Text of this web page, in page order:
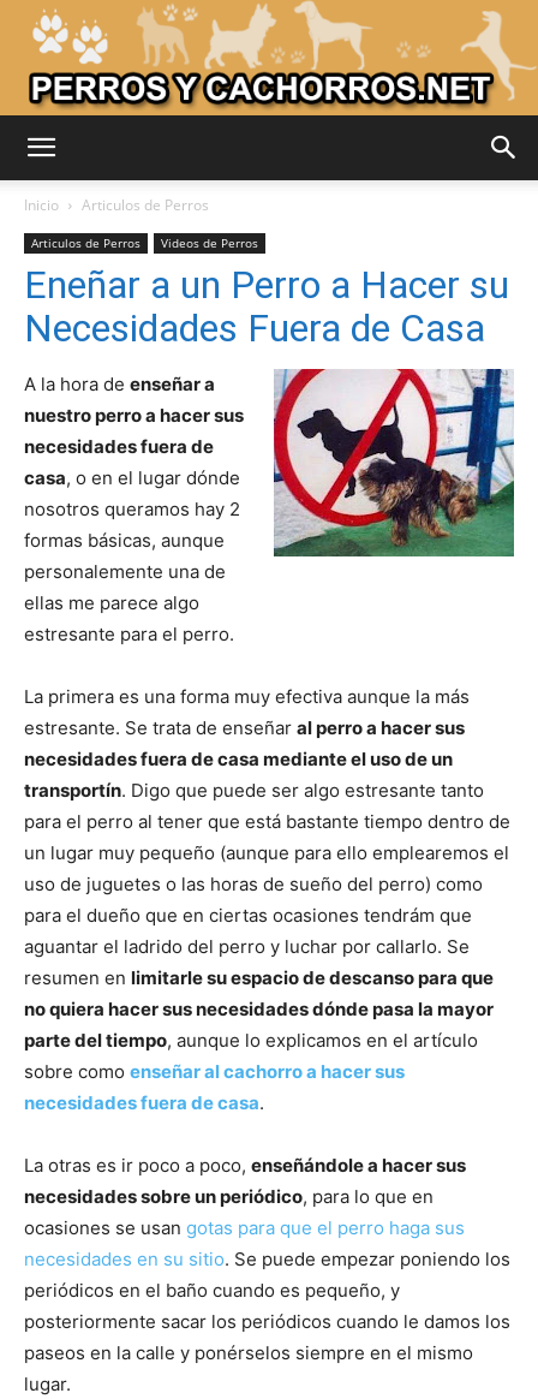
Perros
Razas
Perros
–
Fotos
de
Inicio Articulos de Perros
Articulos de Perros Videos de Perros
Eneñar a un Perro a Hacer su
Necesidades Fuera de Casa
A la hora de enseñar a
nuestro perro a hacer sus
necesidades fuera de
casa, o en el lugar dónde
nosotros queramos hay 2
formas básicas, aunque
personalemente una de
ellas me parece algo
estresante para el perro.
La primera es una forma muy efectiva aunque la más
estresante. Se trata de enseñar al perro a hacer sus
necesidades fuera de casa mediante el uso de un
transportín. Digo que puede ser algo estresante tanto
para el perro al tener que está bastante tiempo dentro de
un lugar muy pequeño (aunque para ello emplearemos el
uso de juguetes o las horas de sueño del perro) como
para el dueño que en ciertas ocasiones tendrám que
aguantar el ladrido del perro y luchar por callarlo. Se
resumen en limitarle su espacio de descanso para que
no quiera hacer sus necesidades dónde pasa la mayor
parte del tiempo, aunque lo explicamos en el artículo
sobre como enseñar al cachorro a hacer sus
necesidades fuera de casa.
La otras es ir poco a poco, enseñándole a hacer sus
necesidades sobre un periódico, para lo que en
ocasiones se usan gotas para que el perro haga sus
necesidades en su sitio. Se puede empezar poniendo los
periódicos en el baño cuando es pequeño, y
posteriormente sacar los periódicos cuando le damos los
paseos en la calle y ponérselos siempre en el mismo
lugar.